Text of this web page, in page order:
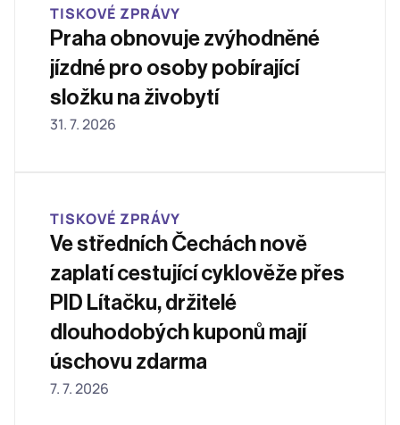
TISKOVÉ ZPRÁVY
Praha obnovuje zvýhodněné
jízdné pro osoby pobírající
složku na živobytí
31. 7. 2026
TISKOVÉ ZPRÁVY
Ve středních Čechách nově
zaplatí cestující cyklověže přes
PID Lítačku, držitelé
dlouhodobých kuponů mají
úschovu zdarma
7. 7. 2026